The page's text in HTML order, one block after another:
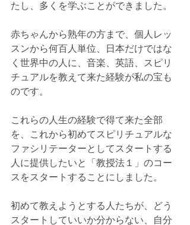
たし、多くを学ぶことができました。
赤ちゃんから熟年の方まで、個人レッ
スンから何百人単位、日本だけではな
く世界中の人に、音楽、英語、スピリ
チュアルを教えて来た経験が私の宝も
のです。
これらの人生の経験で得て来た全部
を、これから初めてスピリチュアルな
ファシリテーターとしてスタートする
人に提供したいと「教授法１」のコー
スをスタートすることにしました。
初めて教えようとする人たちが、どう
スタートしていいか分からない、自分